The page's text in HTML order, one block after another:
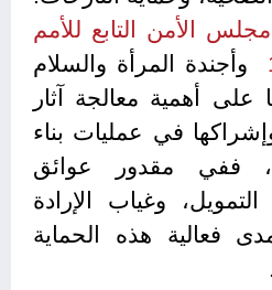
الأمن التابع للأمم
وأجندة المرأة والسلام
على أهمية معالجة آثار
في عمليات بناء
ففي مقدور عوائق
وغياب الإرادة
فعالية هذه الحماية